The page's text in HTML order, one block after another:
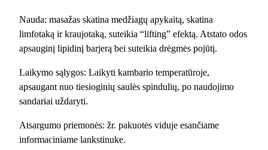
s
s
a
C
e
a
Nauda: masažas skatina medžiagų apykaitą, skatina
limfotaką ir kraujotaką, suteikia “lifting” efektą. Atstato odos
apsauginį lipidinį barjerą bei suteikia drėgmės pojūtį.
Laikymo sąlygos: Laikyti kambario temperatūroje,
apsaugant nuo tiesioginių saulės spindulių, po naudojimo
sandariai uždaryti.
Atsargumo priemonės: žr. pakuotės viduje esančiame
informaciniame lankstinuke.